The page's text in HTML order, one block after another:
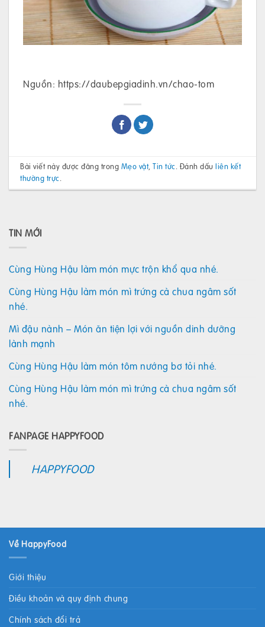
Nguồn: https://daubepgiadinh.vn/chao-tom
Bài viết này được đăng trong Mẹo vặt,Tin tức. Đánh dấuliên kết
thường trực.
TIN MỚI
Cùng Hùng Hậu làm món mực trộn khổ qua nhé.
Cùng Hùng Hậu làm món mì trứng cà chua ngâm sốt
nhé.
Mì đậu nành – Món ăn tiện lợi với nguồn dinh dưỡng
lành mạnh
Cùng Hùng Hậu làm món tôm nướng bơ tỏi nhé.
Cùng Hùng Hậu làm món mì trứng cà chua ngâm sốt
nhé.
FANPAGE HAPPYFOOD
HAPPYFOOD
Về HappyFood
Giới thiệu
Điều khoản và quy định chung
Chính sách đổi trả